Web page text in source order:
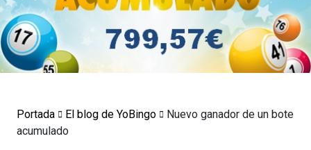
Portada El blog de YoBingo
Nuevo ganador de un bote
acumulado